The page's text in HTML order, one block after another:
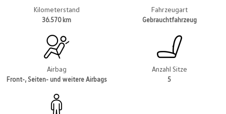
Kilometerstand
36.570 km
Fahrzeugart
Gebrauchtfahrzeug
Airbag
Front-, Seiten- und weitere Airbags
Anzahl Sitze
5